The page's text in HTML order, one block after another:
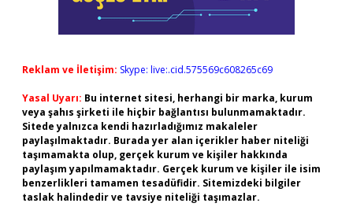
Reklam ve İletişim: Skype: live:.cid.575569c608265c69
Yasal Uyarı: Bu internet sitesi, herhangi bir marka, kurum
veya şahıs şirketi ile hiçbir bağlantısı bulunmamaktadır.
Sitede yalnızca kendi hazırladığımız makaleler
paylaşılmaktadır. Burada yer alan içerikler haber niteliği
taşımamakta olup, gerçek kurum ve kişiler hakkında
paylaşım yapılmamaktadır. Gerçek kurum ve kişiler ile isim
benzerlikleri tamamen tesadüfidir. Sitemizdeki bilgiler
taslak halindedir ve tavsiye niteliği taşımazlar.